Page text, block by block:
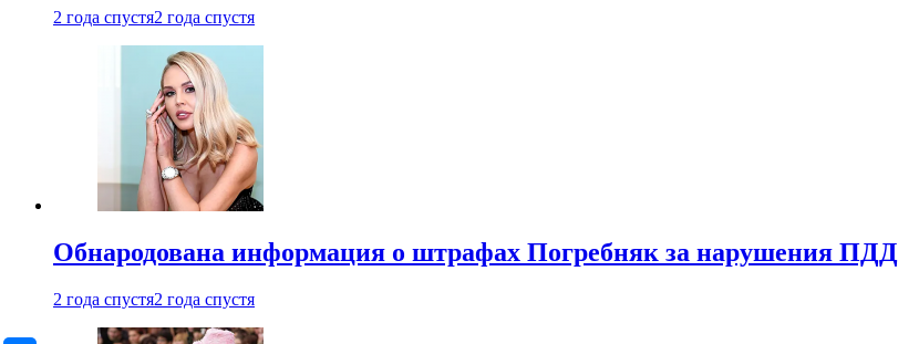
2 года спустя2 года спустя
Обнародована информация о штрафах Погребняк за нарушения ПДД
2 года спустя2 года спустя